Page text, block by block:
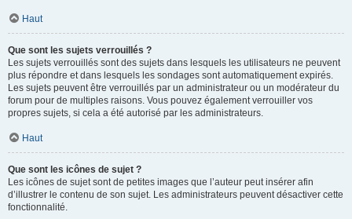
Haut
Que sont les sujets verrouillés ?
Les sujets verrouillés sont des sujets dans lesquels les utilisateurs ne peuvent
plus répondre et dans lesquels les sondages sont automatiquement expirés.
Les sujets peuvent être verrouillés par un administrateur ou un modérateur du
forum pour de multiples raisons. Vous pouvez également verrouiller vos
propres sujets, si cela a été autorisé par les administrateurs.
Haut
Que sont les icônes de sujet ?
Les icônes de sujet sont de petites images que l’auteur peut insérer afin
d’illustrer le contenu de son sujet. Les administrateurs peuvent désactiver cette
fonctionnalité.